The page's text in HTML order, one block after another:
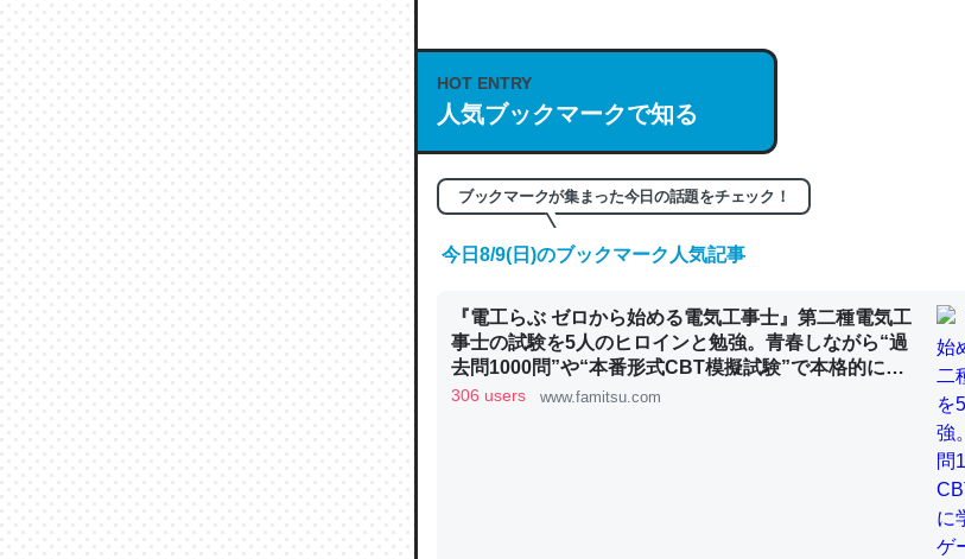
の伏線」は回収されないけど、短期記憶というには多い分量。進化
やすく強くなりそう
─GPTの仕組みと限界についての考察（１） - conceptualization
昆虫ってカルシウム少ないのか。知らんかった。調べたらコオロ
─ニュース :: 【研究発表】昆虫学の大問題＝「昆虫はなぜ海にいないのか」
HOT ENTRY
人気ブックマークで知る
ブックマークが集まった今日の話題をチェック！
今日8/9(日)のブックマーク人気記事
『電工らぶ ゼロから始める電気工事士』第二種電気工
事士の試験を5人のヒロインと勉強。青春しながら“過
去問1000問”や“本番形式CBT模擬試験”で本格的に学
べるノベルゲーム | ゲーム・エンタメ最新情報のファミ
306 users www.famitsu.com